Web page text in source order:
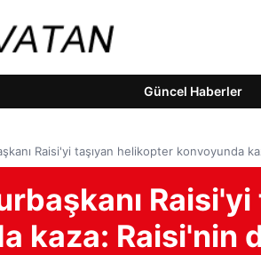
Güncel Haberler
Raisi'yi taşıyan helikopter konvoyunda
kaza: Raisi'nin